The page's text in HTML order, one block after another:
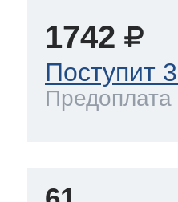
1742
Поступит
Предоплата